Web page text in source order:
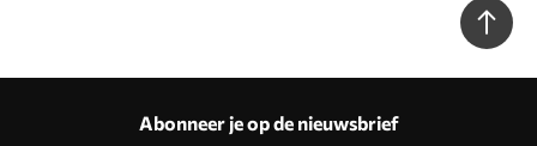
Abonneer je op de nieuwsbrief